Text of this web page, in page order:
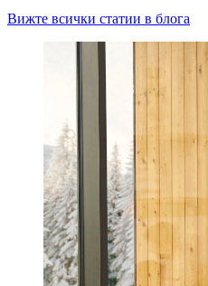
Вижте всички статии в блога